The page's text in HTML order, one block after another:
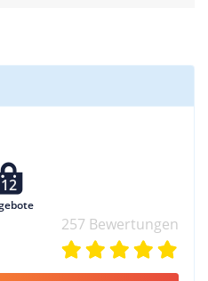
12
257 Bewertungen